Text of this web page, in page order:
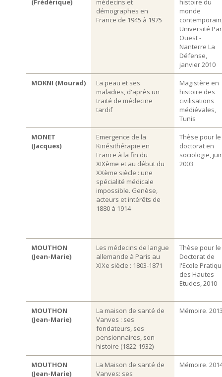
(Frédérique)
médecins et
démographes en
France de 1945 à 1975
histoire du
monde
Université
Ouest -
Nanterre La
Défense,
janvier 2010
MOKNI (Mourad)
La peau et ses
maladies, d'après un
traité de médecine
tardif
Magistère en
histoire des
civilisations
médiévales,
Tunis
MONET
(Jacques)
Emergence de la
Kinésithérapie en
France à la fin du
XIXème et au début du
XXème siècle : une
spécialité médicale
impossible. Genèse,
acteurs et intérêts de
1880 à 1914
Thèse pour le
doctorat en
sociologie,
2003
MOUTHON
(Jean-Marie)
Les médecins de langue
allemande à Paris au
XIXe siècle : 1803-1871
Thèse pour le
Doctorat de
l'Ecole
des Hautes
Etudes, 2010
MOUTHON
(Jean-Marie)
La maison de santé de
Vanves : ses
fondateurs, ses
pensionnaires, son
histoire (1822-1932)
Mémoire.
MOUTHON
(Jean-Marie)
La Maison de santé de
Vanves: ses
Mémoire.